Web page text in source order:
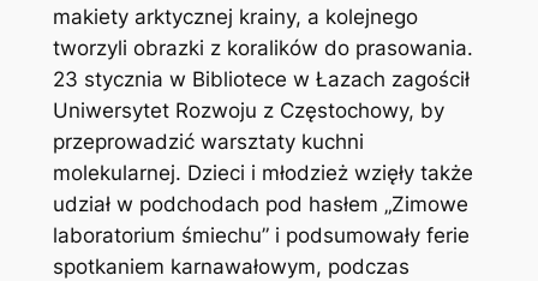
makiety arktycznej krainy, a kolejnego
tworzyli obrazki z koralików do prasowania.
23 stycznia w Bibliotece w Łazach zagościł
Uniwersytet Rozwoju z Częstochowy, by
przeprowadzić warsztaty kuchni
molekularnej. Dzieci i młodzież wzięły także
udział w podchodach pod hasłem „Zimowe
laboratorium śmiechu” i podsumowały ferie
spotkaniem karnawałowym, podczas